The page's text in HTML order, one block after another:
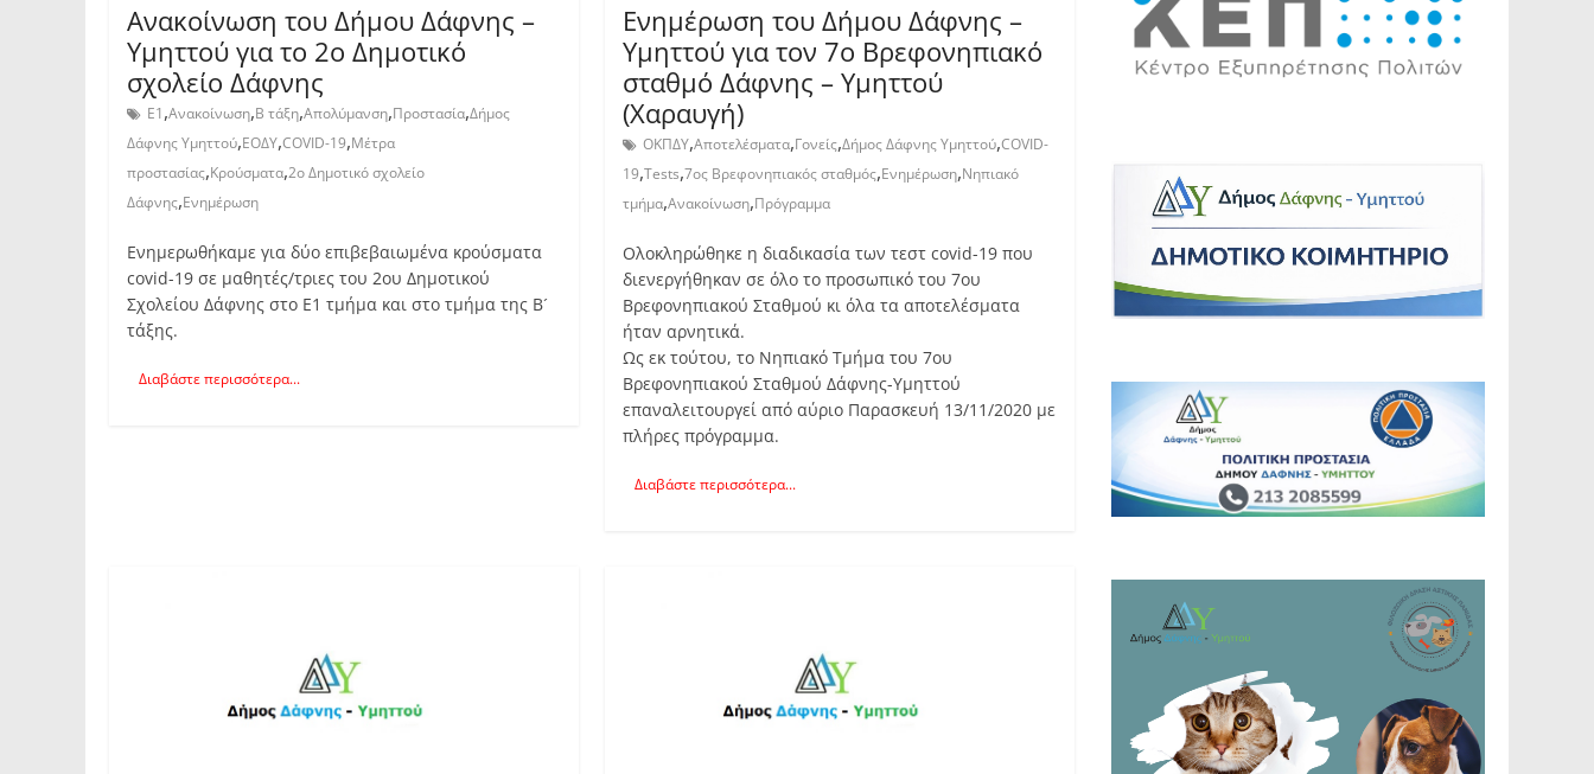
Ανακοίνωση του Δήμου Δάφνης –
Υμηττού για το 2ο Δημοτικό
σχολείο Δάφνης
Ε1,Ανακοίνωση,Β τάξη,Απολύμανση,Προστασία,Δήμος
Δάφνης Υμηττού,ΕΟΔΥ,COVID-19,Μέτρα
προστασίας,Κρούσματα,2o Δημοτικό σχολείο
Δάφνης,Ενημέρωση
Ενημερωθήκαμε για δύο επιβεβαιωμένα κρούσματα
covid-19 σε μαθητές/τριες του 2ου Δημοτικού
Σχολείου Δάφνης στο Ε1 τμήμα και στο τμήμα της Β´
τάξης.
Διαβάστε περισσότερα...
Ενημέρωση του Δήμου Δάφνης –
Υμηττού για τον 7ο Βρεφονηπιακό
σταθμό Δάφνης – Υμηττού
(Χαραυγή)
ΟΚΠΔΥ,Αποτελέσματα,Γονείς,Δήμος Δάφνης Υμηττού,COVID-
19,Tests,7ος Βρεφονηπιακός σταθμός,Ενημέρωση,Νηπιακό
τμήμα,Ανακοίνωση,Πρόγραμμα
Ολοκληρώθηκε η διαδικασία των τεστ covid-19 που
διενεργήθηκαν σε όλο το προσωπικό του 7ου
Βρεφονηπιακού Σταθμού κι όλα τα αποτελέσματα
ήταν αρνητικά.
Ως εκ τούτου, το Νηπιακό Τμήμα του 7ου
Βρεφονηπιακού Σταθμού Δάφνης-Υμηττού
επαναλειτουργεί από αύριο Παρασκευή 13/11/2020 με
πλήρες πρόγραμμα.
Διαβάστε περισσότερα...